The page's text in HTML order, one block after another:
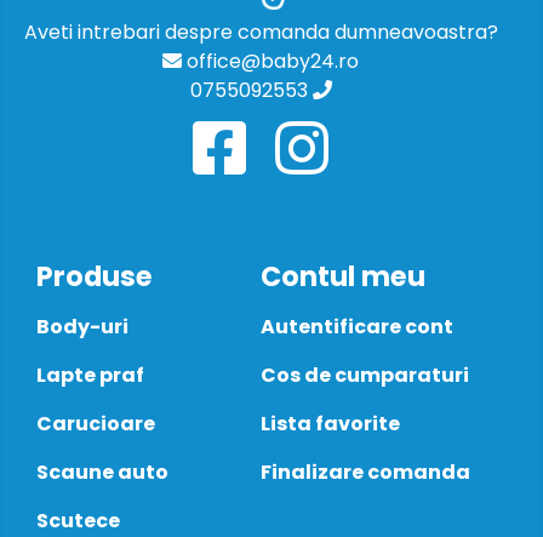
Aveti intrebari despre comanda dumneavoastra?
office@baby24.ro
0755092553
Produse
Body-uri
Lapte praf
Carucioare
Scaune auto
Scutece
Contul meu
Autentificare cont
Cos de cumparaturi
Lista favorite
Finalizare comanda